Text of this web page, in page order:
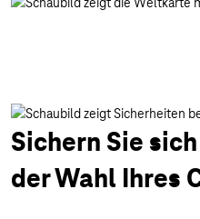
Sichern Sie
der Wahl Ihres